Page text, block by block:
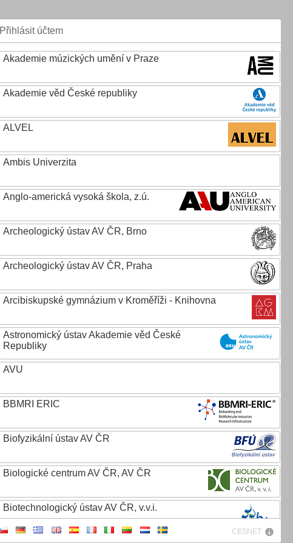
Přihlásit účtem
Akademie múzických umění v Praze
Akademie věd České republiky
ALVEL
Ambis Univerzita
Anglo-americká vysoká škola, z.ú.
Archeologický ústav AV ČR, Brno
Archeologický ústav AV ČR, Praha
Arcibiskupské gymnázium v Kroměříži - Knihovna
Astronomický ústav Akademie věd České
Republiky
AVU
BBMRI ERIC
Biofyzikální ústav AV ČR
Biologické centrum AV ČR, AV ČR
Biotechnologický ústav AV ČR, v.v.i.
CESNET